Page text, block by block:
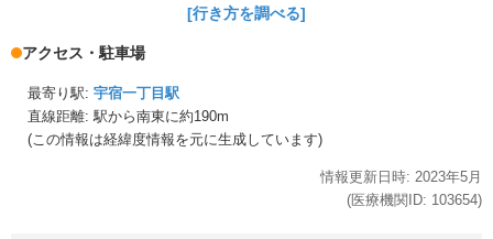
[行き方を調べる]
アクセス・駐車場
最寄り駅: 宇宿一丁目駅
直線距離: 駅から南東に約190m
(この情報は経緯度情報を元に生成しています)
情報更新日時: 2023年5月
(医療機関ID: 103654)